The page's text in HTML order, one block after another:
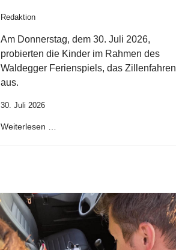
Redaktion
Am Donnerstag, dem 30. Juli 2026,
probierten die Kinder im Rahmen des
Waldegger Ferienspiels, das Zillenfahren
aus.
30. Juli 2026
Weiterlesen …